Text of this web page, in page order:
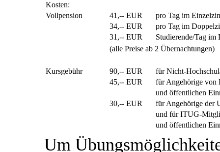
Kosten:
Vollpension
41,-- EUR
pro Tag im
34,-- EUR
pro Tag im
31,-- EUR
Studierende/Tag im
(alle Preise ab 2 Übernachtungen)
Kursgebühr 90,-- EUR
für Nicht-
45,-- EUR
für Angehörige von
und öffentlichen
30,-- EUR
für Angehörige der
und für ITUG-
und öffentlichen
Um